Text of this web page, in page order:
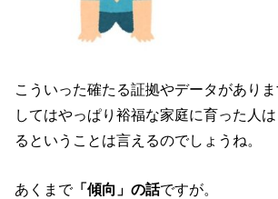
こういった確たる証拠やデータがあり
してはやっぱり裕福な家庭に育った人
るということは言えるのでしょうね。
あくまで「傾向」の話ですが。